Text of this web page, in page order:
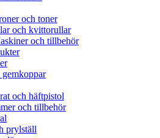
och toner
och kvittorullar
och tillbehör
och häftpistol
och tillbehör
prylställ